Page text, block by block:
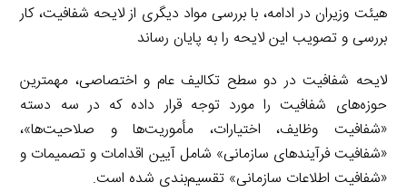
هیئت وزیران در ادامه، با بررسی مواد دیگری از لایحه شفافیت، کار
بررسی و تصویب این لایحه را به پایان رساند
لایحه شفافیت در دو سطح تکالیف عام و اختصاصی، مهمترین
حوزه‌های شفافیت را مورد توجه قرار داده که در سه دسته
«شفافیت وظایف، اختیارات، مأموریت‌ها و صلاحیت‌ها»،
«شفافیت فرآیندهای سازمانی» شامل آیین اقدامات و تصمیمات و
«شفافیت اطلاعات سازمانی» تقسیم‌بندی شده است.